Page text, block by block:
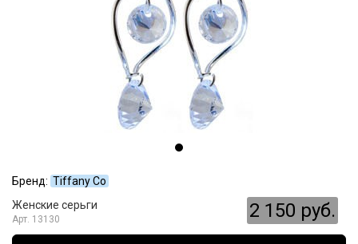
Бренд: Tiffany Co
Женские серьги
13130 2 150 руб.